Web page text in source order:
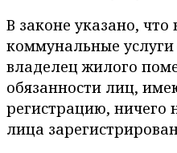
В законе указано, что
коммунальные
владелец жилого
обязанности лиц,
регистрацию, ничего
лица